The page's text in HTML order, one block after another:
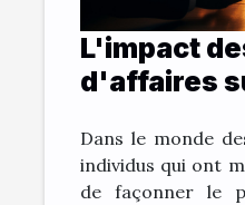
L'impact
d'affaires
Dans le monde
individus qui ont
de façonner le